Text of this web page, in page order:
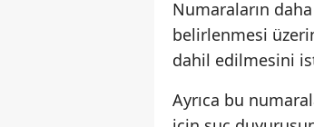
Numaraların
belirlenmesi
dahil edilmesini
Ayrıca bu